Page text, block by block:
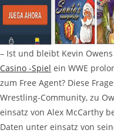
– Ist und bleibt Kevin
Casino -Spiel ein WWE
zum Free Agent? Diese
Wrestling-Community, zu
einsatz von Alex McCarthy
Daten unter einsatz von